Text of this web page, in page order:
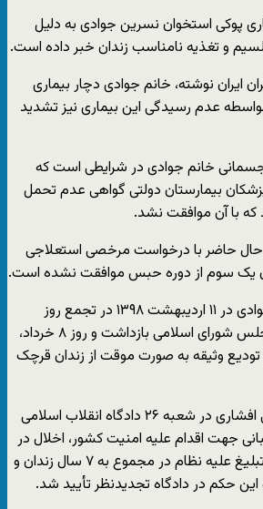
پوکی استخوان نسرین جوادی به دلیل
و تغذیه نامناسب زندان خبر داده است.
ایران نوشته، خانم جوادی دچار بیماری
عدم رسیدگی این بیماری نیز تشدید
خانم جوادی در شرایطی است که
بیمارستان دولتی گواهی عدم تحمل
با آن موافقت نشد.
حال حاضر با درخواست مرخصی استعلاجی
یک سوم از دوره حبس موافقت نشده است.
اعظم (نسرین) خضری جوادی در ۱۱ اردیبهشت ۱۳۹۸ در تجمع روز
جهانی کارگر در مقابل مجلس شورای اسلامی بازداشت و روز ۸ خرداد،
با تودیع وثیقه به صورت موقت از زندان قرچک
خانم جوادی توسط قاضی افشاری در شعبه ۲۶ دادگاه انقلاب اسلامی
جهت اقدام علیه امنیت کشور، اخلال در
نظم و آسایش عمومی و ‌تبلیغ علیه نظام در مجموع به ۷ سال زندان و